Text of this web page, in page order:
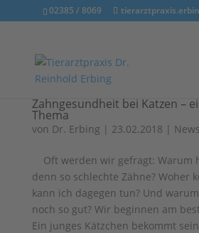
02385 / 8069
Zahngesundheit bei Katzen –
Thema
von Dr. Erbing | 23.02.2018 |
Oft werden wir gefragt: Warum
denn so schlechte Zähne? Woher
kann ich dagegen tun? Und
noch so gut? Wir beginnen am
Ein junges Kätzchen bekommt